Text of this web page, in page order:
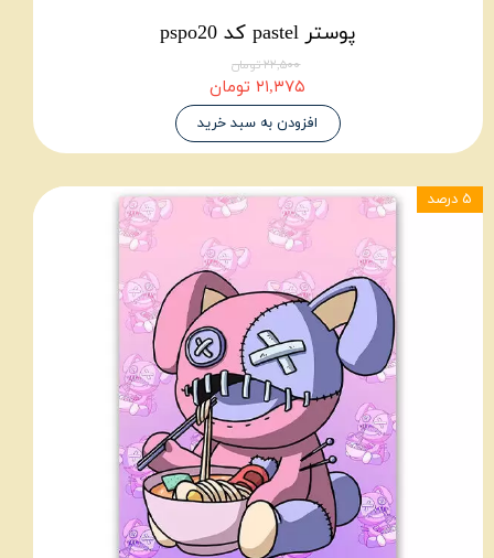
پوستر pastel کد pspo20
۲۲,۵۰۰ تومان
۲۱,۳۷۵ تومان
افزودن به سبد خرید
۵ درصد